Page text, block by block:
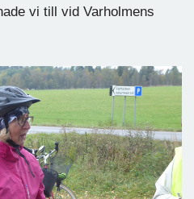
vi till vid Varholmens